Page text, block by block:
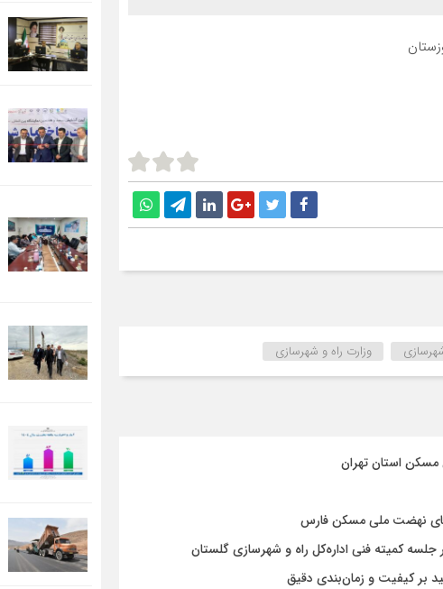
وزارت راه و شهرسازی
مسکن استان تهران
نهضت ملی مسکن فارس
کمیته فنی اداره‌کل راه و شهرسازی گلستان